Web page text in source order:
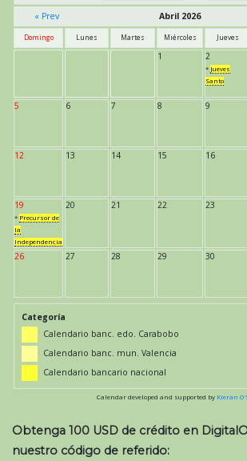
« Prev
Abril 2026
Domingo Lunes Martes Miércoles Jueves
1 2
* Jueves
Santo
5 6 7 8 9
12 13 14 15 16
19
* Precursor de
la
Independencia
20 21 22 23
26 27 28 29 30
Categoría
Calendario banc. edo. Carabobo
Calendario banc. mun. Valencia
Calendario bancario nacional
Calendar developed and supported by Kieran
Obtenga 100 USD de crédito en
nuestro código de referido: